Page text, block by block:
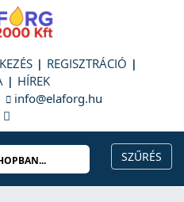
REGISZTRÁCIÓ
HÍREK
info@elaforg.hu